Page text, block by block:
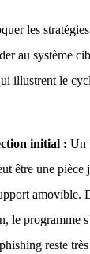
les
au système
illustrent le
initial : Un
être une
amovible.
le programme
reste